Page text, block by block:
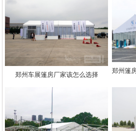
郑州车展篷房厂家该怎么选择